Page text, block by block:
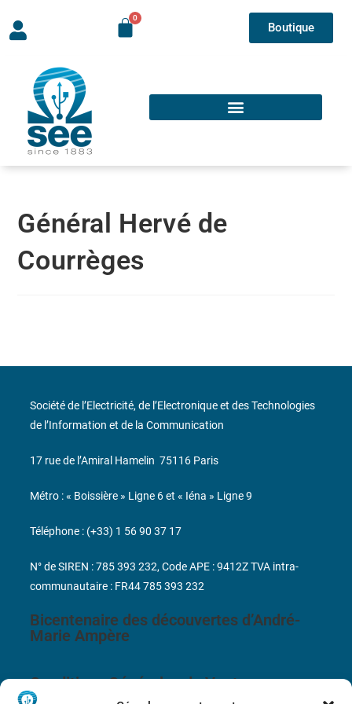
Boutique
Général Hervé de
Courrèges
Bicentenaire des découvertes d’André-
Marie Ampère
Conditions Générales de Vente
Société de l’Electricité, de l’Electronique et des Technologies
de l’Information et de la Communication
17 rue de l’Amiral Hamelin 75116 Paris
Métro : « Boissière » Ligne 6 et « Iéna » Ligne 9
Téléphone : (+33) 1 56 90 37 17
N° de SIREN : 785 393 232, Code APE : 9412Z TVA intra-
communautaire : FR44 785 393 232